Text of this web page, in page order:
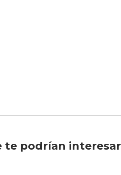
te podrían interesar